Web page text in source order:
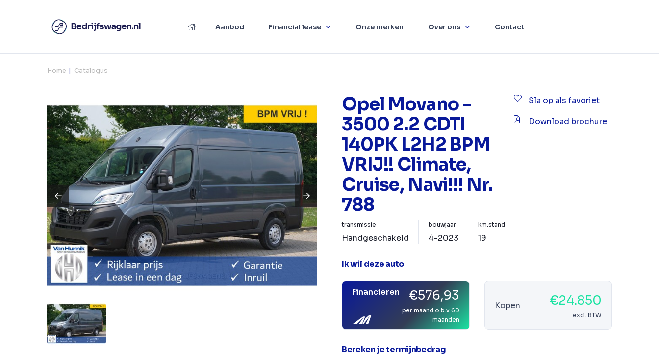
Aanbod Financial lease Onze merken Over ons Contact
Home Catalogus
Opel Movano -
3500 2.2 CDTI
140PK L2H2 BPM
VRIJ!! Climate,
Cruise, Navi!!! Nr.
788
Sla op als favoriet
Download brochure
transmissie
Handgeschakeld
bouwjaar
4-2023
km.stand
19
Ik wil deze auto
Financieren €576,93
per maand o.b.v 60
maanden
Kopen €24.850
excl. BTW
Bereken je termijnbedrag